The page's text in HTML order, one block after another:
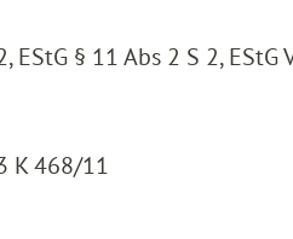
EStG § 11 Abs 2 S 2, EStG
K 468/11